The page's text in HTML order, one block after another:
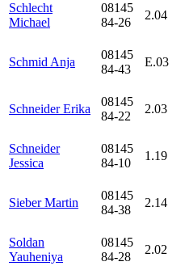
Schlecht
Michael
08145
84-26
2.04
Schmid Anja
08145
84-43
E.03
Schneider Erika
08145
84-22
2.03
Schneider
Jessica
08145
84-10
1.19
Sieber Martin
08145
84-38
2.14
Soldan
Yauheniya
08145
84-28
2.02